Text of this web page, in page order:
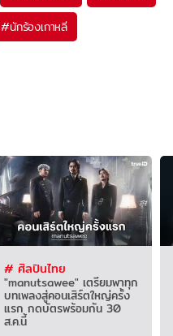
#นักร้องเกาหลี
# ศิลปินไทย
"manutsawee" เตรียมพาทุก
บทเพลงสู่คอนเสิร์ตใหญ่ครั้ง
แรก กดบัตรพร้อมกัน 30
ส.ค.นี้